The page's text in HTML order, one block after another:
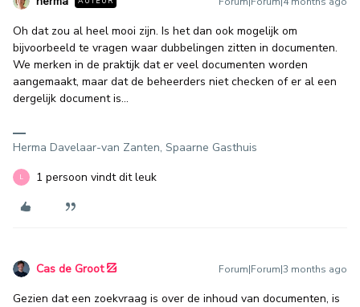
Oh dat zou al heel mooi zijn. Is het dan ook mogelijk om
bijvoorbeeld te vragen waar dubbelingen zitten in documenten.
We merken in de praktijk dat er veel documenten worden
aangemaakt, maar dat de beheerders niet checken of er al een
dergelijk document is…
Herma Davelaar-van Zanten, Spaarne Gasthuis
L 1 persoon vindt dit leuk
Cas de Groot Forum|Forum|3 months ago
Gezien dat een zoekvraag is over de inhoud van documenten, is